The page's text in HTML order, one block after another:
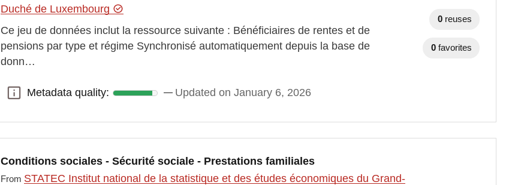
Duché de Luxembourg
Ce jeu de données inclut la ressource suivante : Bénéficiaires de rentes et de
pensions par type et régime Synchronisé automatiquement depuis la base de
donn…
Metadata quality:
Metadata quality: Updated on January 6, 2026
0 reuses
0 favorites
Conditions sociales - Sécurité sociale - Prestations familiales
From STATEC Institut national de la statistique et des études économiques du Grand-